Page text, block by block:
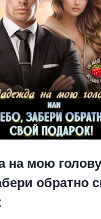
на мою
обратно